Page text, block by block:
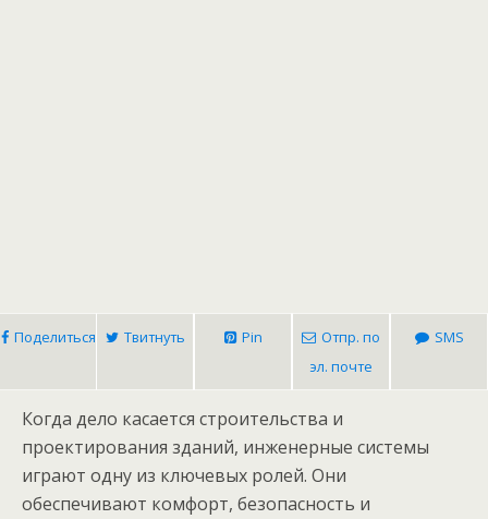
Поделиться Твитнуть Pin
Отпр. по
эл. почте
SMS
Когда дело касается строительства и
проектирования зданий, инженерные системы
играют одну из ключевых ролей. Они
обеспечивают комфорт, безопасность и